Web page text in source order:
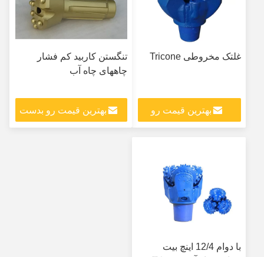
غلتک مخروطی Tricone
بهترین قیمت رو
تنگستن کاربید کم فشار
چاههای چاه آب
بهترین قیمت رو بدست
با دوام 12/4 اینچ بیت